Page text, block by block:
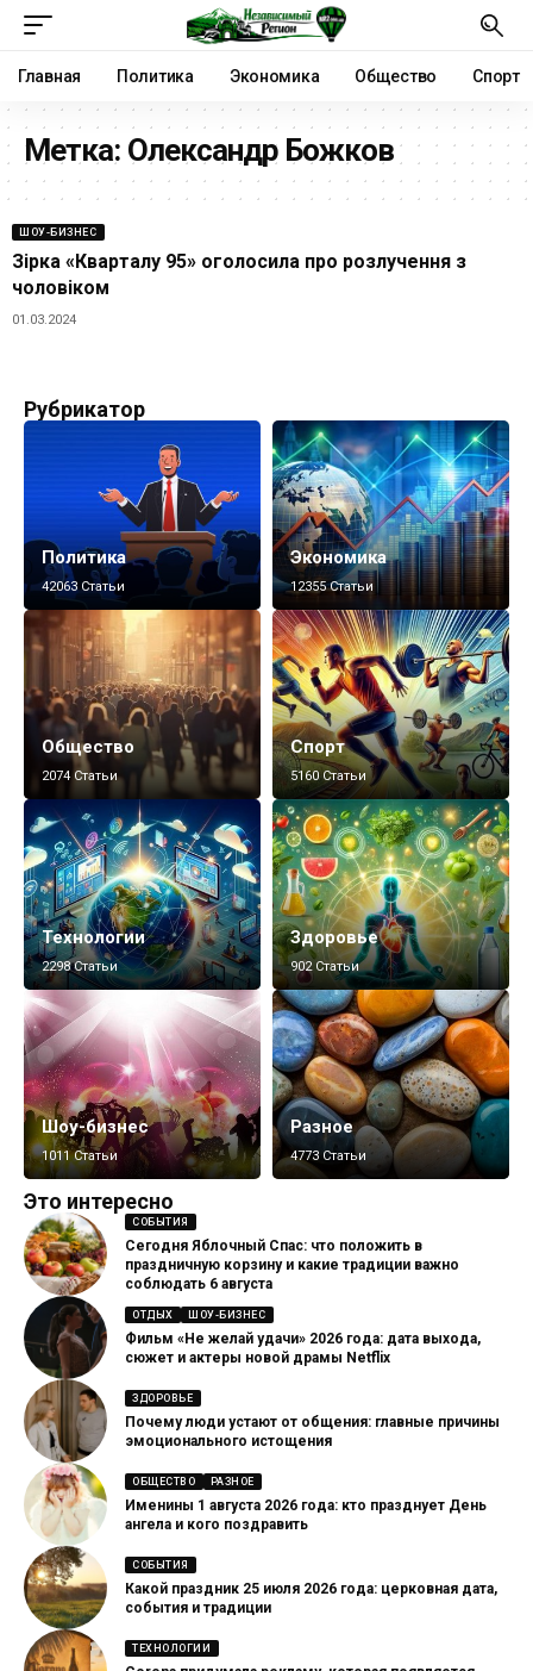
Главная Политика Экономика Общество Спорт
Метка: Олександр Божков
ШОУ-БИЗНЕС
Зірка «Кварталу 95» оголосила про розлучення з
чоловіком
01.03.2024
Рубрикатор
Политика
42063 Статьи
Экономика
12355 Статьи
Общество
2074 Статьи
Спорт
5160 Статьи
Технологии
2298 Статьи
Здоровье
902 Статьи
Шоу-бизнес
1011 Статьи
Разное
4773 Статьи
Это интересно
СОБЫТИЯ
Сегодня Яблочный Спас: что положить в
праздничную корзину и какие традиции важно
соблюдать 6 августа
ОТДЫХ ШОУ-БИЗНЕС
Фильм «Не желай удачи» 2026 года: дата выхода,
сюжет и актеры новой драмы Netflix
ЗДОРОВЬЕ
Почему люди устают от общения: главные причины
эмоционального истощения
ОБЩЕСТВО РАЗНОЕ
Именины 1 августа 2026 года: кто празднует День
ангела и кого поздравить
СОБЫТИЯ
Какой праздник 25 июля 2026 года: церковная дата,
события и традиции
ТЕХНОЛОГИИ